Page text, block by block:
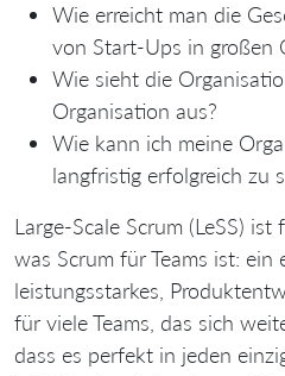
Wie erreicht man die
von Start-Ups in großen
Wie sieht die
Organisation aus?
Wie kann ich meine
langfristig erfolgreich zu
Large-Scale Scrum (LeSS)
was Scrum für Teams ist: ein
leistungsstarkes,
für viele Teams, das sich
dass es perfekt in jeden